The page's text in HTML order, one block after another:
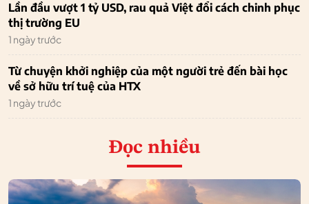
Lần đầu vượt 1 tỷ USD, rau quả Việt đổi cách chinh phục
thị trường EU
1 ngày trước
Từ chuyện khởi nghiệp của một người trẻ đến bài học
về sở hữu trí tuệ của HTX
1 ngày trước
Đọc nhiều